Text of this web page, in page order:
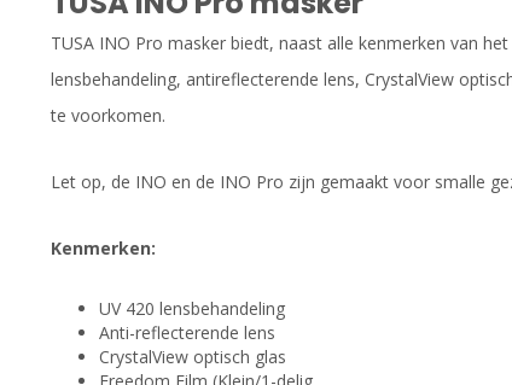
TUSA INO Pro masker biedt, naast alle kenmerken van
lensbehandeling, antireflecterende lens, CrystalView
te voorkomen.
Let op, de INO en de INO Pro zijn gemaakt voor smalle
Kenmerken:
UV 420 lensbehandeling
Anti-reflecterende lens
CrystalView optisch glas